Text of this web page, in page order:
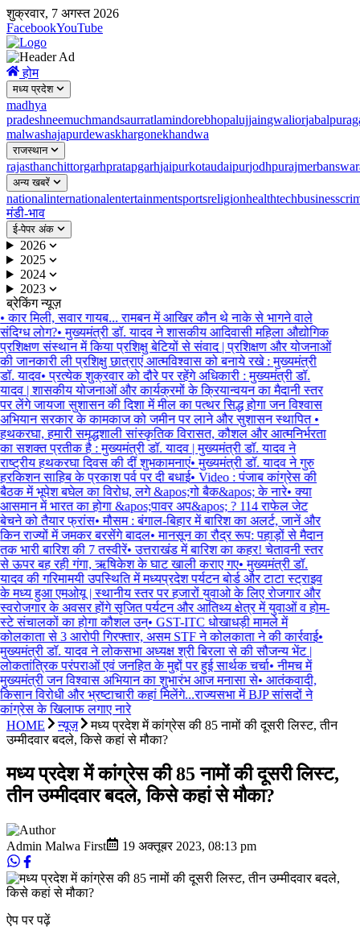
शुक्रवार, 7 अगस्त 2026
FacebookYouTube
होम
मध्य प्रदेश
madhya
pradeshneemuchmandsaurratlamindorebhopalujjaingwaliorjabalpur
malwashajapurdewaskhargonekhandwa
राजस्थान
rajasthanchittorgarhpratapgarhjaipurkotaudaipurjodhpurajmer
अन्य खबरें
nationalinternationalentertainmentsportsreligionhealthtechbusiness
मंडी-भाव
ई-पेपर अंक
2026
2025
2024
2023
ब्रेकिंग न्यूज़
कार मिली, सवार गायब... रामबन में आखिर कौन थे नाके से भागने वाले
लोग?•मुख्यमंत्री डॉ. यादव ने शासकीय आदिवासी महिला औद्योगिक
संस्थान में किया प्रशिक्षु बेटियों से संवाद | प्रशिक्षण और योजनाओं
जानकारी ली प्रशिक्षु छात्राएं आत्मविश्वास को बनाये रखे : मुख्यमंत्री
यादव•प्रत्येक शुक्रवार को दौरे पर रहेंगे अधिकारी : मुख्यमंत्री डॉ.
| शासकीय योजनाओं और कार्यक्रमों के क्रियान्वयन का मैदानी स्तर
लेंगे जायजा सुशासन की दिशा में मील का पत्थर सिद्ध होगा जन विश्वास
सरकार के कामकाज को जमीन पर लाने और सुशासन स्थापित •
हमारी समृद्धशाली सांस्कृतिक विरासत, कौशल और आत्मनिर्भरता
सशक्त प्रतीक है : मुख्यमंत्री डॉ. यादव | मुख्यमंत्री डॉ. यादव ने
हथकरघा दिवस की दीं शुभकामनाएं•मुख्यमंत्री डॉ. यादव ने गुरु
साहिब के प्रकाश पर्व पर दी बधाई• Video : पंजाब कांग्रेस की
में भूपेश बघेल का विरोध, लगे &apos;गो बैक&apos; के नारे•क्या
में भारत का होगा &apos;पावर अप&apos; ? 114 राफेल जेट
को तैयार फ्रांस•मौसम : बंगाल-बिहार में बारिश का अलर्ट, जानें और
राज्यों में जमकर बरसेंगे बादल•मानसून का रौद्र रूप: पहाड़ों से मैदान
भारी बारिश की 7 तस्वीरें•उत्तराखंड में बारिश का कहर! चेतावनी स्तर
ऊपर बह रही गंगा, ऋषिकेश के घाट खाली कराए गए•मुख्यमंत्री डॉ.
की गरिमामयी उपस्थिति में मध्यप्रदेश पर्यटन बोर्ड और टाटा स्ट्राइव
मध्य हुआ एमओयू | स्थानीय स्तर पर हजारों युवाओ के लिए रोजगार और
के अवसर होंगे सृजित पर्यटन और आतिथ्य क्षेत्र में युवाओं व होम-
संचालकों का होगा कौशल उन्• GST-ITC धोखाधड़ी मामले में
से 3 आरोपी गिरफ्तार, असम STF ने कोलकाता ने की कार्रवाई•
डॉ. यादव ने लोकसभा अध्यक्ष श्री बिरला से की सौजन्य भेंट |
परंपराओं एवं जनहित के मुद्दों पर हुई सार्थक चर्चा•नीमच में
जन विश्वास अभियान का शुभारंभ आज मनासा से• आतंकवादी,
विरोधी और भ्रष्टाचारी कहां मिलेंगे...राज्यसभा में BJP सांसदों ने
के खिलाफ लगाए नारे
HOME
न्यूज़
मध्य प्रदेश में कांग्रेस की 85 नामों की दूसरी लिस्ट, तीन
उम्मीदवार बदले, किसे कहां से मौका?
मध्य प्रदेश में कांग्रेस की 85 नामों की दूसरी लिस्ट,
तीन उम्मीदवार बदले, किसे कहां से मौका?
Admin Malwa First 19 अक्तूबर 2023, 08:13 pm
ऐप पर पढ़ें